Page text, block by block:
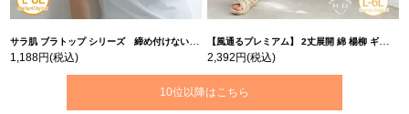
サラ肌 ブラトップ シリーズ 締め付けない リブ タンクトップ | 大きいサイズの通販ならハッピーマリリン
1,188円(税込)
【風通るプレミアム】 2丈展開 綿 楊柳 ギャザー フレア スカンツ 【ウェストゴム】 | 大きいサイズの通販ならハッピーマリリン
2,392円(税込)
10位以降はこちら